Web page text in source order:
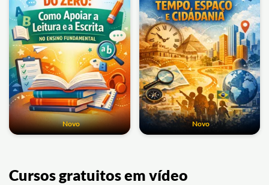
Novo Novo
Cursos gratuitos em vídeo